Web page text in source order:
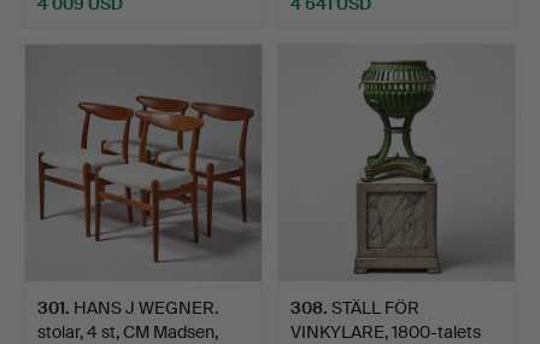
301. HANS J WEGNER.
stolar, 4 st, CM Madsen,
308. STÄLL FÖR
VINKYLARE, 1800-talets